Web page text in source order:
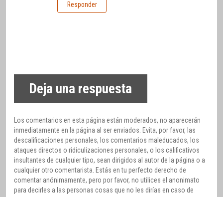
Responder
Deja una respuesta
Los comentarios en esta página están moderados, no aparecerán
inmediatamente en la página al ser enviados. Evita, por favor, las
descalificaciones personales, los comentarios maleducados, los
ataques directos o ridiculizaciones personales, o los calificativos
insultantes de cualquier tipo, sean dirigidos al autor de la página o a
cualquier otro comentarista. Estás en tu perfecto derecho de
comentar anónimamente, pero por favor, no utilices el anonimato
para decirles a las personas cosas que no les dirías en caso de